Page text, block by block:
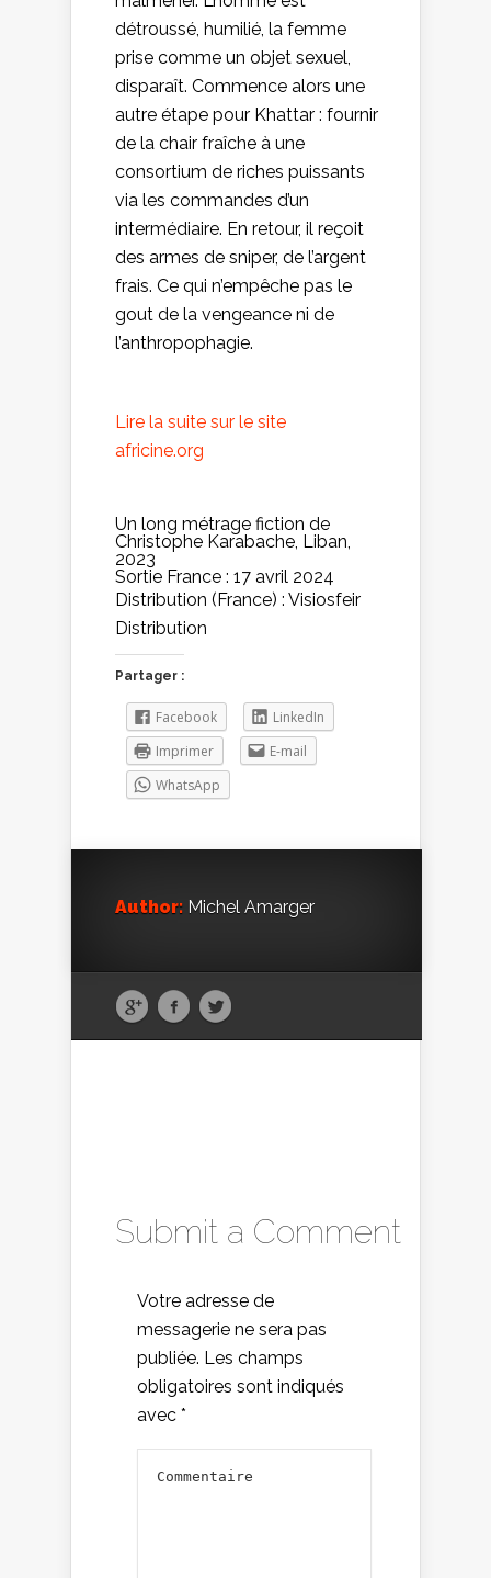
détroussé, humilié, la femme
prise comme un objet sexuel,
disparaît. Commence alors une
autre étape pour Khattar : fournir
de la chair fraîche à une
consortium de riches puissants
via les commandes d’un
intermédiaire. En retour, il reçoit
des armes de sniper, de l’argent
frais. Ce qui n’empêche pas le
gout de la vengeance ni de
l’anthropophagie.
Lire la suite sur le site
africine.org
Un long métrage fiction de
Christophe Karabache, Liban,
2023
Sortie France : 17 avril 2024
Distribution (France) : Visiosfeir
Distribution
Partager :
Facebook
LinkedIn
Imprimer
E-mail
WhatsApp
Author: Michel Amarger
Submit a Comment
Votre adresse de
messagerie ne sera pas
publiée. Les champs
obligatoires sont indiqués
avec *